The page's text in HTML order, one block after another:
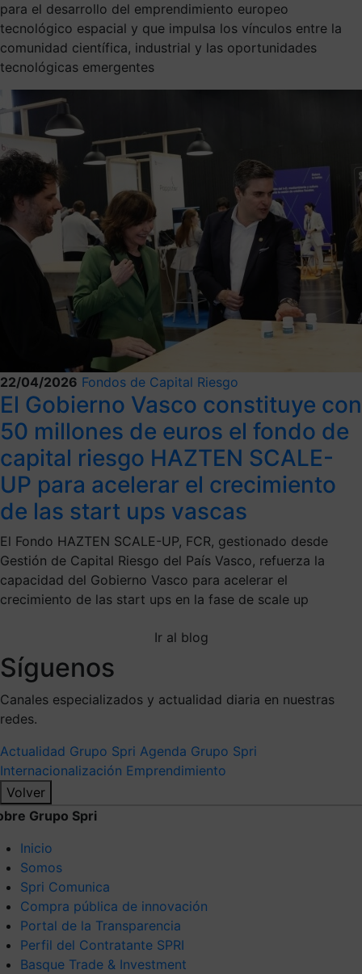
para el desarrollo del emprendimiento europeo
tecnológico espacial y que impulsa los vínculos entre la
comunidad científica, industrial y las oportunidades
tecnológicas emergentes
22/04/2026 Fondos de Capital Riesgo
El Gobierno Vasco constituye con
50 millones de euros el fondo de
capital riesgo HAZTEN SCALE-
UP para acelerar el crecimiento
de las start ups vascas
El Fondo HAZTEN SCALE-UP, FCR, gestionado desde
Gestión de Capital Riesgo del País Vasco, refuerza la
capacidad del Gobierno Vasco para acelerar el
crecimiento de las start ups en la fase de scale up
Ir al blog
Síguenos
Canales especializados y actualidad diaria en nuestras
redes.
Actualidad Grupo Spri Agenda Grupo Spri
Internacionalización Emprendimiento
Volver
Grupo Spri
Inicio
Somos
Spri Comunica
Compra pública de innovación
Portal de la Transparencia
Perfil del Contratante SPRI
Basque Trade & Investment